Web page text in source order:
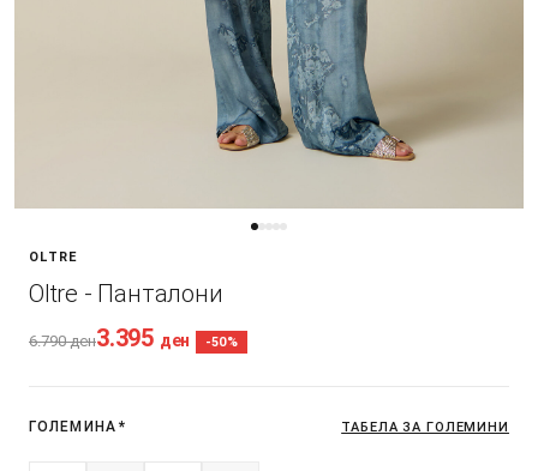
OLTRE
Oltre - Панталони
6.790ден3.395 ден -50%
ГОЛЕМИНА * ТАБЕЛА ЗА ГОЛЕМИНИ